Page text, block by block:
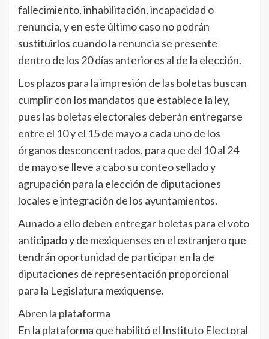
fallecimiento, inhabilitación, incapacidad o
renuncia, y en este último caso no podrán
sustituirlos cuando la renuncia se presente
dentro de los 20 días anteriores al de la elección.
Los plazos para la impresión de las boletas buscan
cumplir con los mandatos que establece la ley,
pues las boletas electorales deberán entregarse
entre el 10 y el 15 de mayo a cada uno de los
órganos desconcentrados, para que del 10 al 24
de mayo se lleve a cabo su conteo sellado y
agrupación para la elección de diputaciones
locales e integración de los ayuntamientos.
Aunado a ello deben entregar boletas para el voto
anticipado y de mexiquenses en el extranjero que
tendrán oportunidad de participar en la de
diputaciones de representación proporcional
para la Legislatura mexiquense.
Abren la plataforma
En la plataforma que habilitó el Instituto Electoral